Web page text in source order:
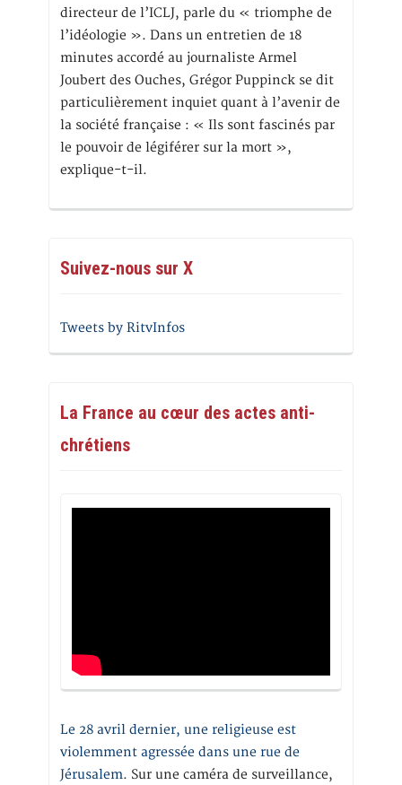
directeur de l’ICLJ, parle du « triomphe de
l’idéologie ». Dans un entretien de 18
minutes accordé au journaliste Armel
Joubert des Ouches, Grégor Puppinck se dit
particulièrement inquiet quant à l’avenir de
la société française : « Ils sont fascinés par
le pouvoir de légiférer sur la mort »,
explique-t-il.
Suivez-nous sur X
Tweets by RitvInfos
La France au cœur des actes anti-
chrétiens
Le 28 avril dernier, une religieuse est
violemment agressée dans une rue de
Jérusalem. Sur une caméra de surveillance,